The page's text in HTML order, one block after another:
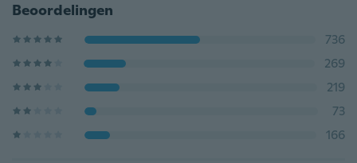
Beoordelingen
736
269
219
73
166